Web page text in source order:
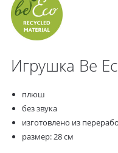
Игрушка Be
плюш
без звука
изготовлено из
размер: 28 см